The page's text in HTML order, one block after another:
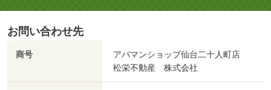
お問い合わせ先
商号
アパマンショップ仙台二十人町店
松栄不動産 株式会社